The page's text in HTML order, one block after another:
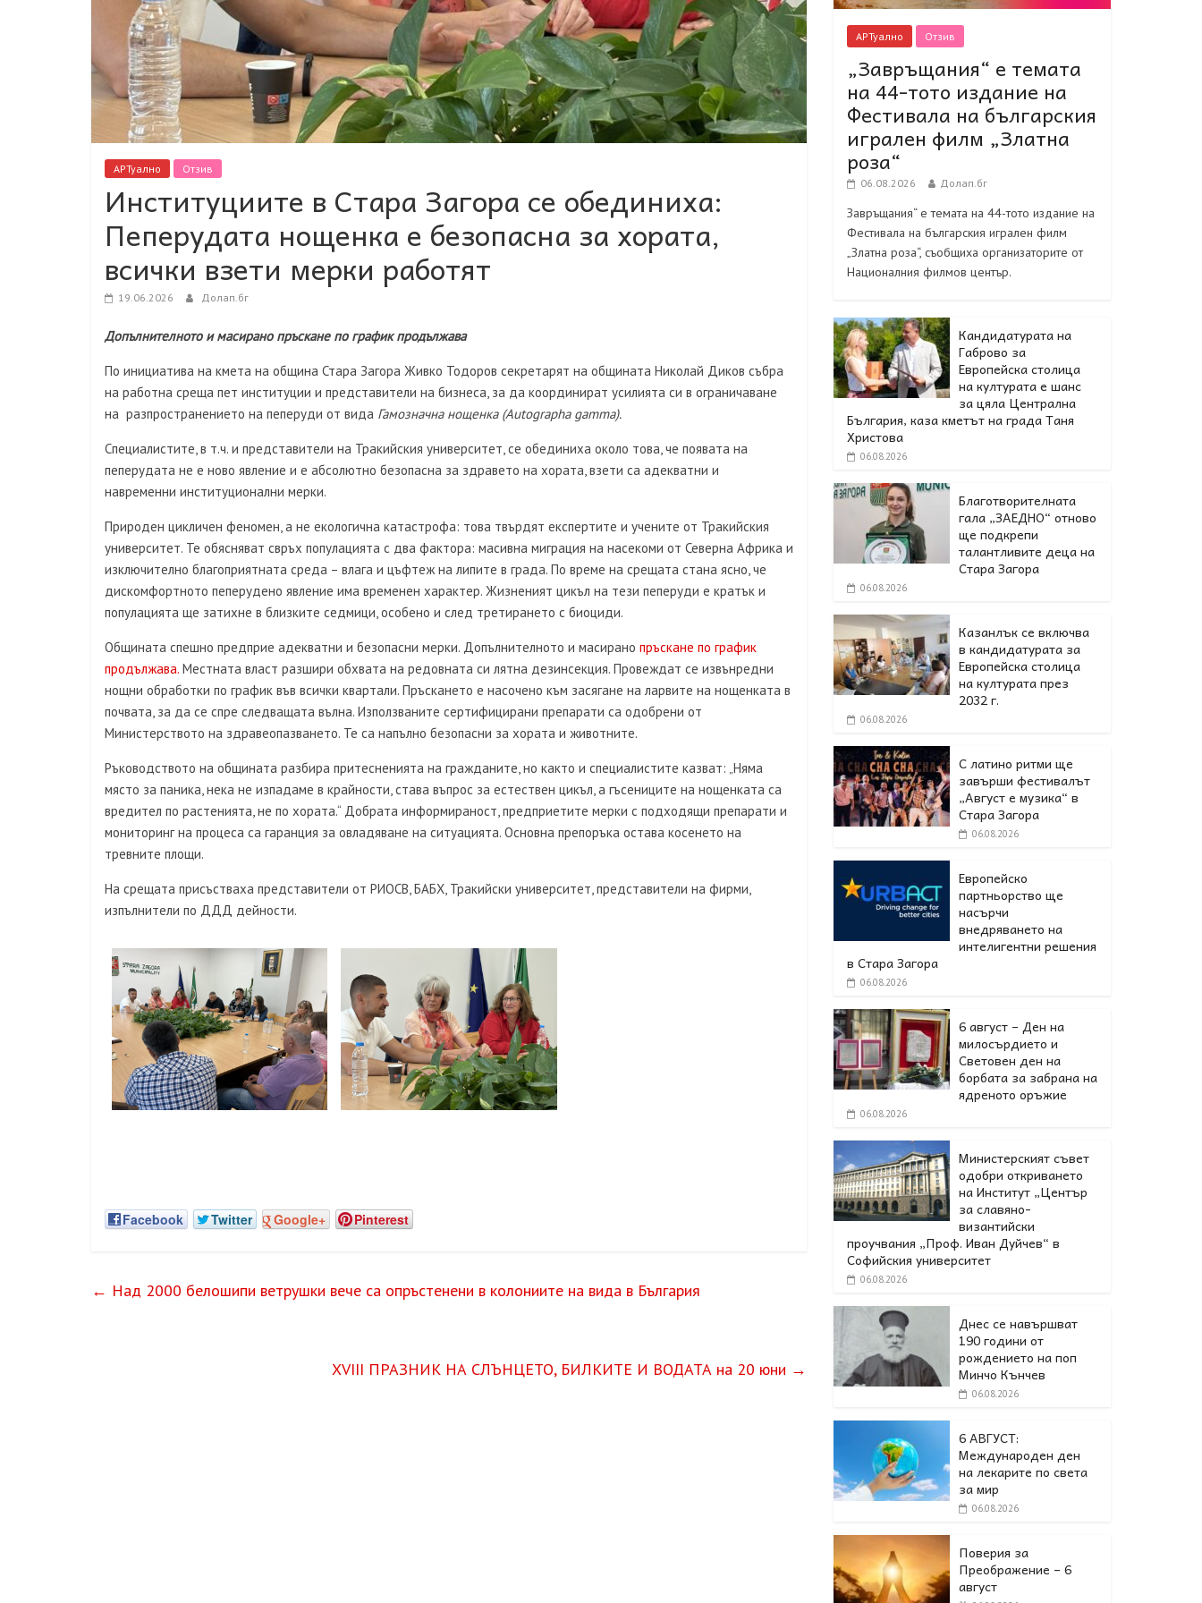
АРТуално Отзив
Институциите в Стара Загора се обединиха:
Пеперудата нощенка е безопасна за хората,
всички взети мерки работят
19.06.2026 Долап.бг
Допълнителното и масирано пръскане по график продължава
По инициатива на кмета на община Стара Загора Живко Тодоров секретарят на общината Николай Диков събра
на работна среща пет институции и представители на бизнеса, за да координират усилията си в ограничаване
на разпространението на пеперуди от вида Гамозначна нощенка (Autographa gamma).
Специалистите, в т.ч. и представители на Тракийския университет, се обединиха около това, че появата на
пеперудата не е ново явление и е абсолютно безопасна за здравето на хората, взети са адекватни и
навременни институционални мерки.
Природен цикличен феномен, а не екологична катастрофа: това твърдят експертите и учените от Тракийския
университет. Те обясняват свръх популацията с два фактора: масивна миграция на насекоми от Северна Африка и
изключително благоприятната среда – влага и цъфтеж на липите в града. По време на срещата стана ясно, че
дискомфортното пеперудено явление има временен характер. Жизненият цикъл на тези пеперуди е кратък и
популацията ще затихне в близките седмици, особено и след третирането с биоциди.
Общината спешно предприе адекватни и безопасни мерки. Допълнителното и масирано пръскане по график
продължава. Местната власт разшири обхвата на редовната си лятна дезинсекция. Провеждат се извънредни
нощни обработки по график във всички квартали. Пръскането е насочено към засягане на ларвите на нощенката в
почвата, за да се спре следващата вълна. Използваните сертифицирани препарати са одобрени от
Министерството на здравеопазването. Те са напълно безопасни за хората и животните.
Ръководството на общината разбира притесненията на гражданите, но както и специалистите казват: „Няма
място за паника, нека не изпадаме в крайности, става въпрос за естествен цикъл, а гъсениците на нощенката са
вредител по растенията, не по хората.“ Добрата информираност, предприетите мерки с подходящи препарати и
мониторинг на процеса са гаранция за овладяване на ситуацията. Основна препоръка остава косенето на
тревните площи.
На срещата присъстваха представители от РИОСВ, БАБХ, Тракийски университет, представители на фирми,
изпълнители по ДДД дейности.
Facebook Twitter Google+ Pinterest
← Над 2000 белошипи ветрушки вече са опръстенени в колониите на вида в България
ХVІІІ ПРАЗНИК НА СЛЪНЦЕТО, БИЛКИТЕ И ВОДАТА на 20 юни →
АРТуално Отзив
„Завръщания“ е темата
на 44-тото издание на
Фестивала на българския
игрален филм „Златна
роза“
06.08.2026 Долап.бг
Завръщания“ е темата на 44-тото издание на
Фестивала на българския игрален филм
„Златна роза“, съобщиха организаторите от
Националния филмов център.
Кандидатурата на
Габрово за
Европейска столица
на културата е шанс
за цяла Централна
България, каза кметът на града Таня
Христова
06.08.2026
Благотворителната
гала „ЗАЕДНО“ отново
ще подкрепи
талантливите деца на
Стара Загора
06.08.2026
Казанлък се включва
в кандидатурата за
Европейска столица
на културата през
2032 г.
06.08.2026
С латино ритми ще
завърши фестивалът
„Август е музика“ в
Стара Загора
06.08.2026
Европейско
партньорство ще
насърчи
внедряването на
интелигентни решения
в Стара Загора
06.08.2026
6 август – Ден на
милосърдието и
Световен ден на
борбата за забрана на
ядреното оръжие
06.08.2026
Министерският съвет
одобри откриването
на Институт „Център
за славяно-
византийски
проучвания „Проф. Иван Дуйчев“ в
Софийския университет
06.08.2026
Днес се навършват
190 години от
рождението на поп
Минчо Кънчев
06.08.2026
6 АВГУСТ:
Международен ден
на лекарите по света
за мир
06.08.2026
Поверия за
Преображение – 6
август